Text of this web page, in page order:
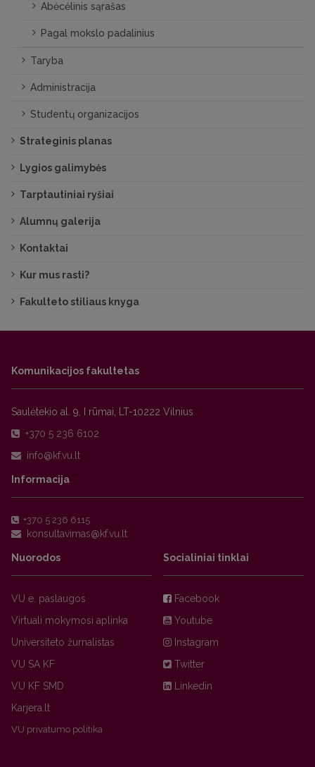
Abėcėlinis sąrašas
Pagal mokslo padalinius
Taryba
Administracija
Studentų organizacijos
Strateginis planas
Lygios galimybės
Tarptautiniai ryšiai
Alumnų galerija
Kontaktai
Kur mus rasti?
Fakulteto stiliaus knyga
Komunikacijos fakultetas
Saulėtekio al. 9, I rūmai, LT-10222 Vilnius
+370 5 236 6102
Informacija
+370 5 236 6115
Nuorodos
VU e. paslaugos
Virtuali mokymosi aplinka
Universiteto žurnalistas
VU SA KF
VU KF SMD
Karjera.lt
VU privatumo politika
Socialiniai tinklai
Facebook
Youtube
Instagram
Twitter
Linkedin